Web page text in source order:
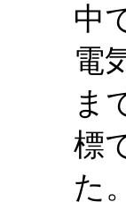
中
電
ま
標
た